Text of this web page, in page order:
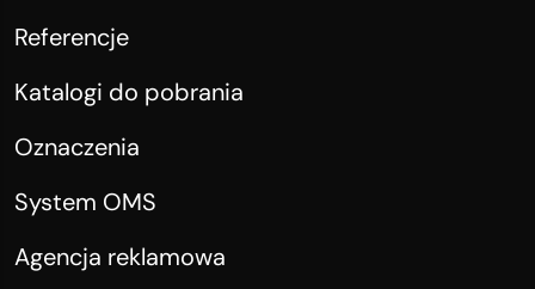
Referencje
Katalogi do pobrania
Oznaczenia
System OMS
Agencja reklamowa